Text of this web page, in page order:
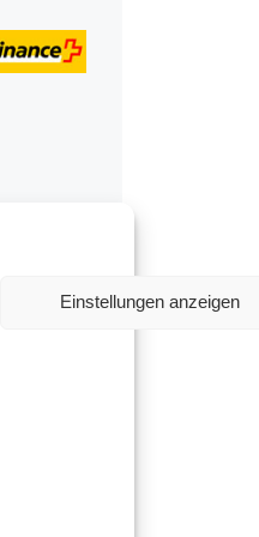
Einstellungen anzeigen